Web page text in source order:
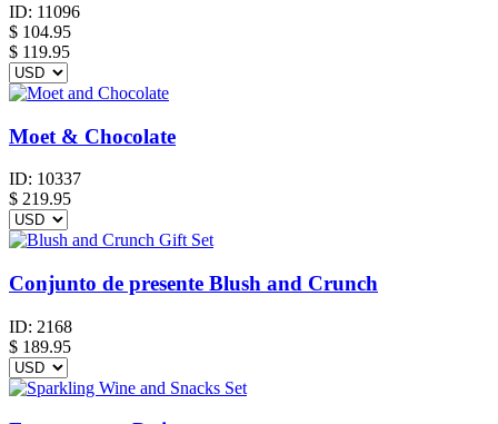
ID: 11096
$ 104.95
$ 119.95
Moet & Chocolate
ID: 10337
$ 219.95
Conjunto de presente Blush and Crunch
ID: 2168
$ 189.95